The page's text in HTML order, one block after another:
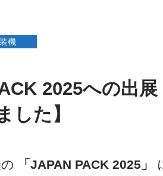
機
2025への出
した】
「JAPAN PACK 2025」